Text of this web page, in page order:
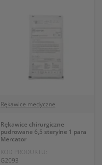
Rękawice medyczne
Rękawice chirurgiczne
pudrowane 6,5 sterylne 1 para
Mercator
KOD PRODUKTU:
G2093